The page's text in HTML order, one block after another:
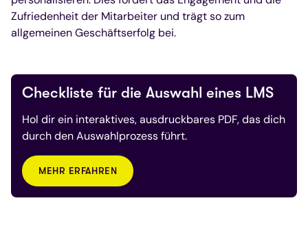
Zufriedenheit der Mitarbeiter und trägt so zum
allgemeinen Geschäftserfolg bei.
Checkliste für die Auswahl eines LMS
Hol dir ein interaktives, ausdruckbares PDF, das dich
durch den Auswahlprozess führt.
MEHR ERFAHREN